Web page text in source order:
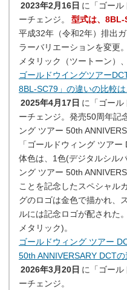
2023年2月16日 に「ゴール
ーチェンジ。
型式は、8BL-
平成32年（令和2年）排出
ラーバリエーションを変更
メタリック（ツートーン）
ゴールドウイングツアー
8BL-SC79」の違いの比較は
2025年4月17日 に「ゴール
ーチェンジ。発売50周年記
ング ツアー 50th
「ゴールドウィング ツア
体色は、1色(デジタルシル
ング ツアー 50th
ことを記念したスペシャル
グのロゴは金色で描かれ、
ルには記念ロゴが配された
メタリック)。
ゴールドウィング ツアー
50th ANNIVERSARY DCTの
2026年3月20日 に「ゴール
ーチェンジ。